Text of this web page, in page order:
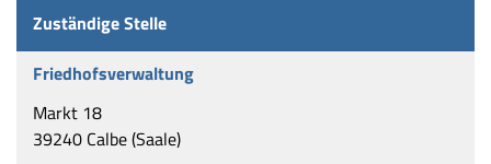
Zuständige Stelle
Friedhofsverwaltung
Markt 18
39240 Calbe (Saale)